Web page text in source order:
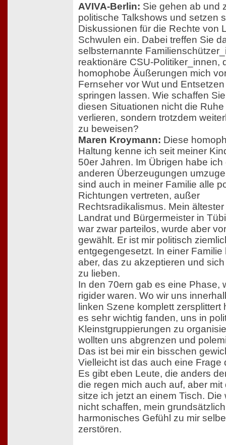
AVIVA-Berlin: Sie gehen ab und
politische Talkshows und setzen
Diskussionen für die Rechte von
Schwulen ein. Dabei treffen Sie
selbsternannte
reaktionäre CSU-Politiker_innen,
homophobe Äußerungen mich
Fernseher vor Wut und
springen lassen. Wie schaffen
diesen Situationen nicht die Ruhe
verlieren, sondern trotzdem
zu beweisen?
Maren Kroymann: Diese
Haltung kenne ich seit meiner
50er Jahren. Im Übrigen habe ich
anderen Überzeugungen
sind auch in meiner Familie alle
Richtungen vertreten, außer
Rechtsradikalismus. Mein
Landrat und Bürgermeister in
war zwar parteilos, wurde aber
gewählt. Er ist mir politisch
entgegengesetzt. In einer Familie
aber, das zu akzeptieren und
zu lieben.
In den 70ern gab es eine Phase,
rigider waren. Wo wir uns
linken Szene komplett zersplittert
es sehr wichtig fanden, uns in
Kleinstgruppierungen zu
wollten uns abgrenzen und
Das ist bei mir ein bisschen
Vielleicht ist das auch eine Frage
Es gibt eben Leute, die anders
die regen mich auch auf, aber mit
sitze ich jetzt an einem Tisch. Die
nicht schaffen, mein grundsätzlich
harmonisches Gefühl zu mir
zerstören.